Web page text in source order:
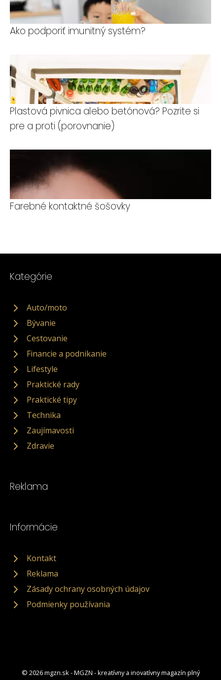
Ako podporiť imunitný systém?
Plastová pivnica alebo betónová? Pozrite si
pre a proti (porovnanie)
Farebné kontaktné šošovky
Kategórie
Auto/moto
Bývanie
Cestovanie
Financie a podnikanie
Lifestyle
Praktické rady
Praktické tipy
Technika
Zaujímavosti
Zdravie
Reklama
Informácie
Kontakt
Reklama
Zásady ochrany osobných údajov
Podmienky používania
© 2026 mgzn.sk - MGZN - kreatívny a inovatívny magazín plný